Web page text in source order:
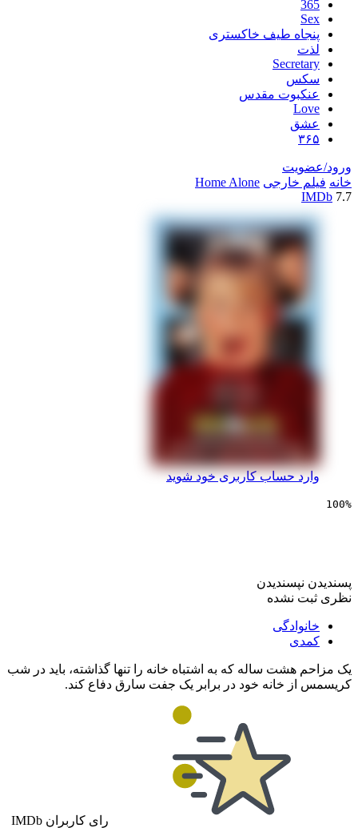
طیف خاکستری
مقدس
خارجی Home Alone
حساب کاربری خود شوید
نشده
ساله که به اشتباه خانه را تنها گذاشته، باید در شب
خانه خود در برابر یک جفت سارق دفاع کند.
رای کاربران IMDb